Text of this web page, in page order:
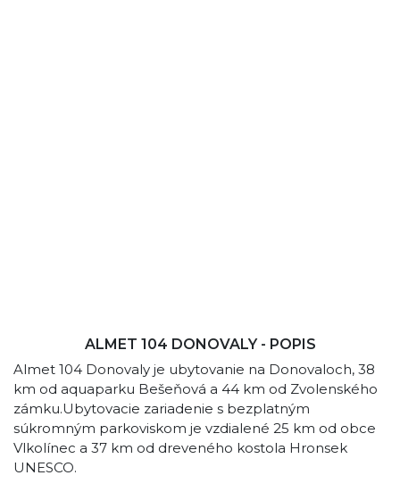
ALMET 104 DONOVALY - POPIS
Almet 104 Donovaly je ubytovanie na Donovaloch, 38
km od aquaparku Bešeňová a 44 km od Zvolenského
zámku.Ubytovacie zariadenie s bezplatným
súkromným parkoviskom je vzdialené 25 km od obce
Vlkolínec a 37 km od dreveného kostola Hronsek
UNESCO.